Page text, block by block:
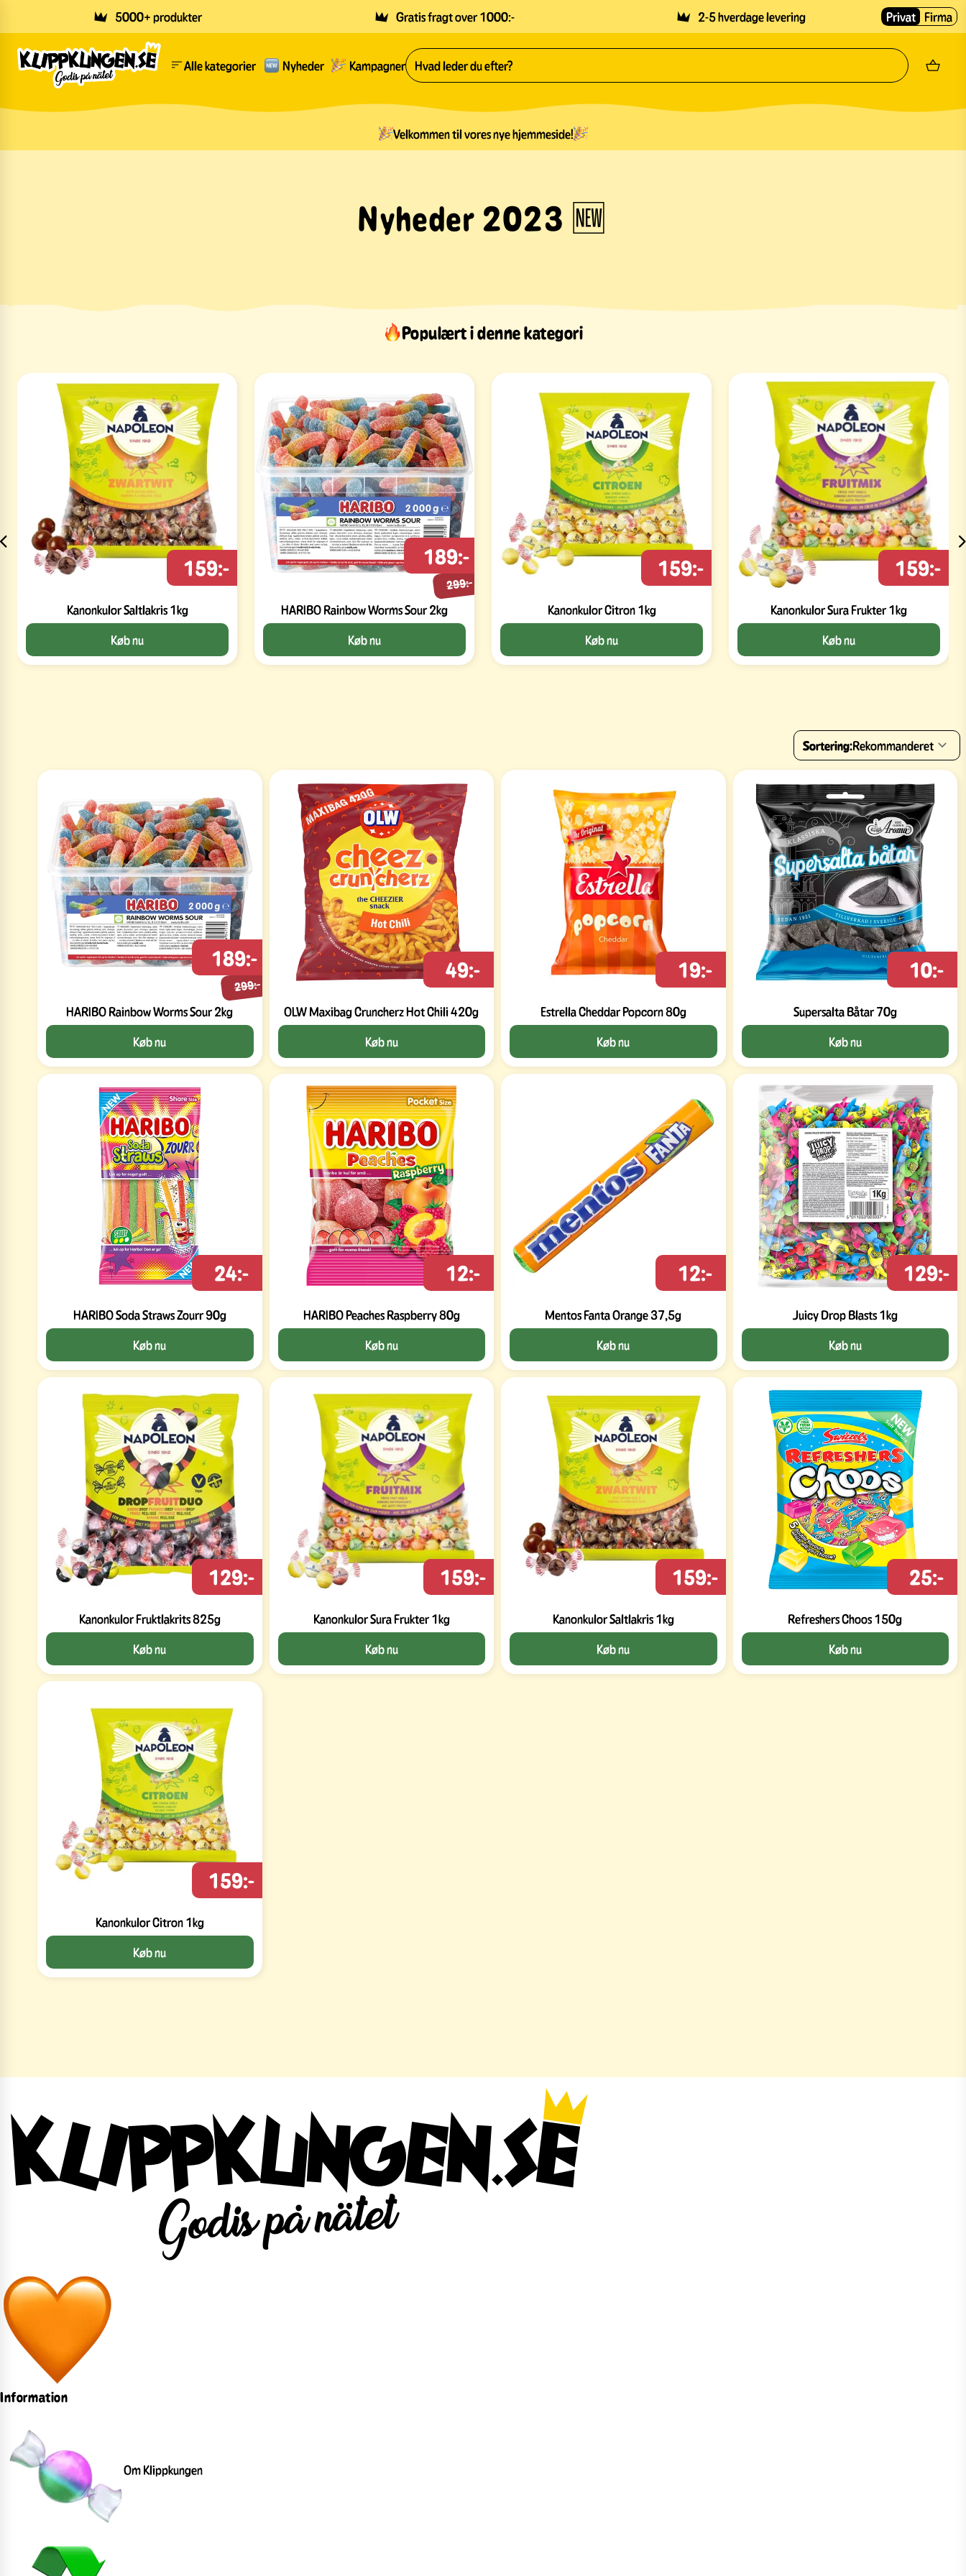
5000+ produkter Gratis fragt over 1000:- 2-5 hverdage levering Privat Firma
Alle kategorier Nyheder Kampagner
Velkommen til vores nye hjemmeside!
Nyheder 2023 🆕
Populært i denne kategori
Kanonkulor Saltlakris 1kg
159:-
Køb nu
HARIBO Rainbow Worms Sour 2kg
299:-
189:-
Køb nu
Kanonkulor Citron 1kg
159:-
Køb nu
Kanonkulor Sura Frukter 1kg
159:-
Køb nu
Sortering:Rekommanderet
HARIBO Rainbow Worms Sour 2kg
299:-
189:-
Køb nu
OLW Maxibag Cruncherz Hot Chili 420g
49:-
Køb nu
Estrella Cheddar Popcorn 80g
19:-
Køb nu
Supersalta Båtar 70g
10:-
Køb nu
HARIBO Soda Straws Zourr 90g
24:-
Køb nu
HARIBO Peaches Raspberry 80g
12:-
Køb nu
Mentos Fanta Orange 37,5g
12:-
Køb nu
Juicy Drop Blasts 1kg
129:-
Køb nu
Kanonkulor Fruktlakrits 825g
129:-
Køb nu
Kanonkulor Sura Frukter 1kg
159:-
Køb nu
Kanonkulor Saltlakris 1kg
159:-
Køb nu
Refreshers Choos 150g
25:-
Køb nu
Kanonkulor Citron 1kg
159:-
Køb nu
Information
Om Klippkungen